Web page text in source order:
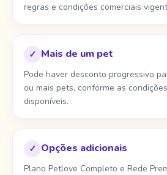
regras e condições comerciais
✓ Mais de um pet
Pode haver desconto progressivo
ou mais pets, conforme as
disponíveis.
✓ Opções adicionais
Plano Petlove Completo e Rede